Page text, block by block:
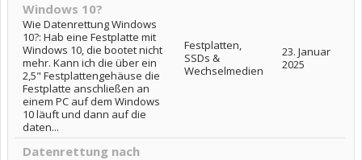
Windows 10?
Wie Datenrettung Windows
10?: Hab eine Festplatte mit
Windows 10, die bootet nicht
mehr. Kann ich die über ein
2,5" Festplattengehäuse die
Festplatte anschließen an
einem PC auf dem Windows
10 läuft und dann auf die
daten...
Festplatten,
SSDs &
Wechselmedien
23. Januar
2025
Datenrettung nach